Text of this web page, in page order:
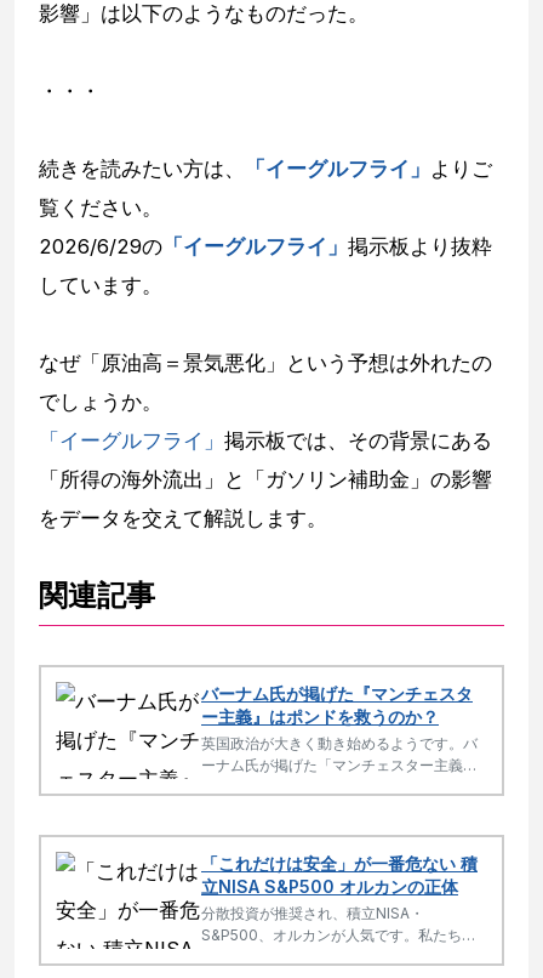
影響」は以下のようなものだった。
・・・
続きを読みたい方は、 「イーグルフライ」 よりご
覧ください。
2026/6/29の 「イーグルフライ」 掲示板より抜粋
しています。
なぜ「原油高＝景気悪化」という予想は外れたの
でしょうか。
「イーグルフライ」 掲示板では、その背景にある
「所得の海外流出」と「ガソリン補助金」の影響
をデータを交えて解説します。
関連記事
バーナム氏が掲げた『マンチェスタ
ー主義』はポンドを救うのか？
英国政治が大きく動き始めるようです。バ
ーナム氏が掲げた「マンチェスター主義」
「これだけは安全」が一番危ない 積
立NISA S&P500 オルカンの正体
分散投資が推奨され、積立NISA・
S&P500、オルカンが人気です。私たちが